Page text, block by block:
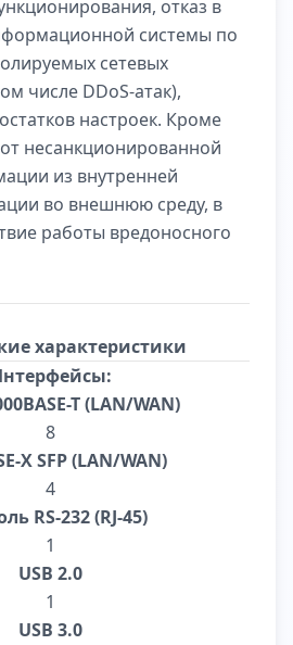
отказ в
системы по
сетевых
числе DDoS-атак),
настроек. Кроме
несанкционированной
из внутренней
во внешнюю среду, в
работы вредоносного
характеристики
T (LAN/WAN)
8
X SFP (LAN/WAN)
4
RS-232 (RJ-45)
1
USB 2.0
1
USB 3.0